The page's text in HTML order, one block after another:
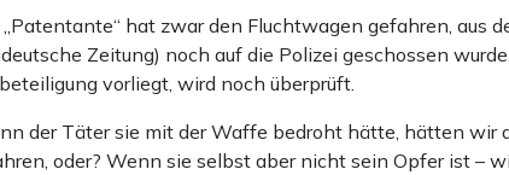
„Patentante“ hat zwar den Fluchtwagen gefahren, aus
Zeitung) noch auf die Polizei geschossen
vorliegt, wird noch überprüft.
der Täter sie mit der Waffe bedroht hätte, hätten wir
oder? Wenn sie selbst aber nicht sein Opfer ist –